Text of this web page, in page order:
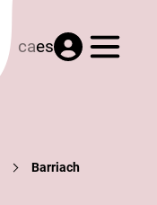
caes Menú
Barriach